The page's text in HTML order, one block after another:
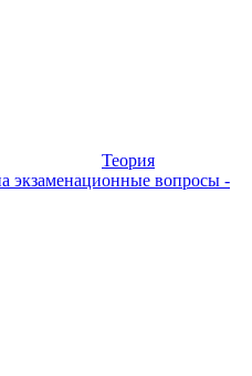
Теория
экзаменационные вопросы -